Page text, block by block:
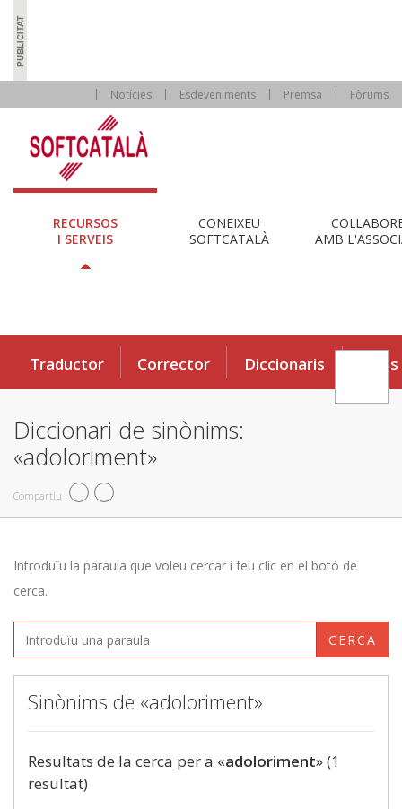
Notícies Esdeveniments Premsa Fòrums
RECURSOS
I SERVEIS
CONEIXEU
SOFTCATALÀ
AMB
Traductor Corrector Diccionaris Eines
Diccionari de sinònims:
«adoloriment»
Compartiu
Introduïu la paraula que voleu cercar i feu clic en el botó de
cerca.
CERCA
Sinònims de «adoloriment»
Resultats de la cerca per a «adoloriment» (1
resultat)